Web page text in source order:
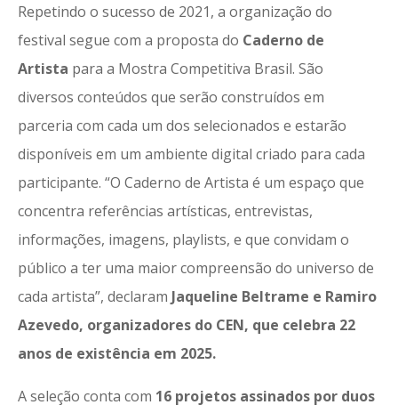
Repetindo o sucesso de 2021, a organização do
festival segue com a proposta do Caderno de
Artista para a Mostra Competitiva Brasil. São
diversos conteúdos que serão construídos em
parceria com cada um dos selecionados e estarão
disponíveis em um ambiente digital criado para cada
participante. “O Caderno de Artista é um espaço que
concentra referências artísticas, entrevistas,
informações, imagens, playlists, e que convidam o
público a ter uma maior compreensão do universo de
cada artista”, declaram Jaqueline Beltrame e Ramiro
Azevedo, organizadores do CEN, que celebra 22
anos de existência em 2025.
A seleção conta com 16 projetos assinados por duos